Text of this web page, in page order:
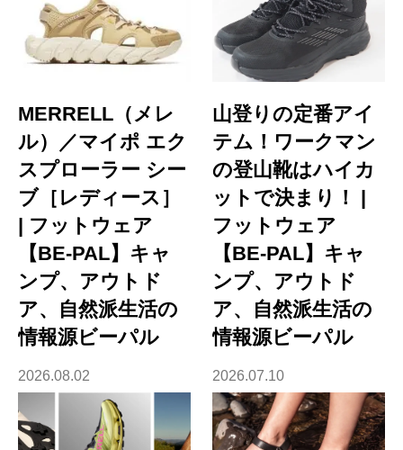
MERRELL（メレ
ル）／マイポ エク
スプローラー シー
ブ［レディース］
| フットウェア
【BE-PAL】キャ
ンプ、アウトド
ア、自然派生活の
情報源ビーパル
2026.08.02
山登りの定番アイ
テム！ワークマン
の登山靴はハイカ
ットで決まり！ |
フットウェア
【BE-PAL】キャ
ンプ、アウトド
ア、自然派生活の
情報源ビーパル
2026.07.10